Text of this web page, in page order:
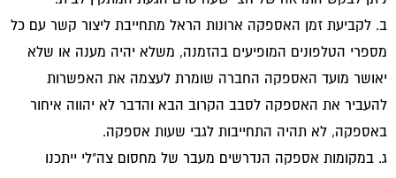
ב. לקביעת זמן האספקה ארונות הראל מתחייבת ליצור קשר עם כל
מספרי הטלפונים המופיעים בהזמנה, משלא יהיה מענה או שלא
יאושר מועד האספקה החברה שומרת לעצמה את האפשרות
להעביר את האספקה לסבב הקרוב הבא והדבר לא יהווה איחור
באספקה, לא תהיה התחייבות לגבי שעות אספקה.
ג. במקומות אספקה הנדרשים מעבר של מחסום צה"לי ייתכנו